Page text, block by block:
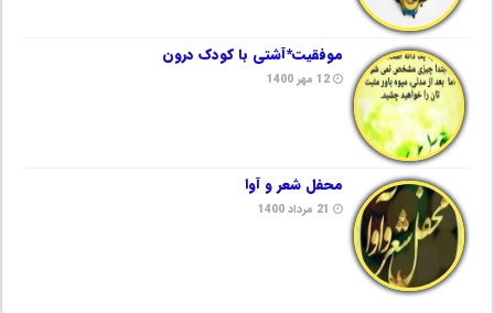
موفقیت*آشتی با کودک درون
12 مهر 1400
محفل شعر و آوا
21 مرداد 1400